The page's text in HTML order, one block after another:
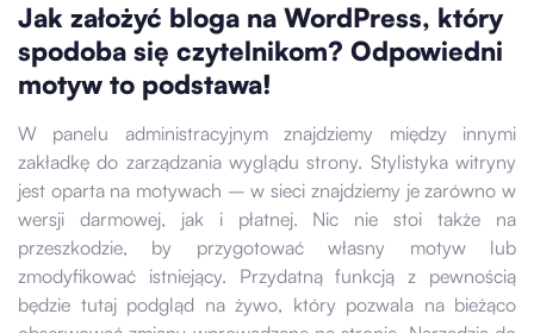
Jak założyć bloga na WordPress, który
spodoba się czytelnikom? Odpowiedni
motyw to podstawa!
W panelu administracyjnym znajdziemy między innymi
zakładkę do zarządzania wyglądu strony. Stylistyka witryny
jest oparta na motywach – w sieci znajdziemy je zarówno w
wersji darmowej, jak i płatnej. Nic nie stoi także na
przeszkodzie, by przygotować własny motyw lub
zmodyfikować istniejący. Przydatną funkcją z pewnością
będzie tutaj podgląd na żywo, który pozwala na bieżąco